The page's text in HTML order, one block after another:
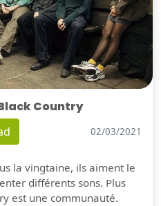
Country
02/03/2021
la vingtaine, ils aiment le
différents sons. Plus
est une communauté.